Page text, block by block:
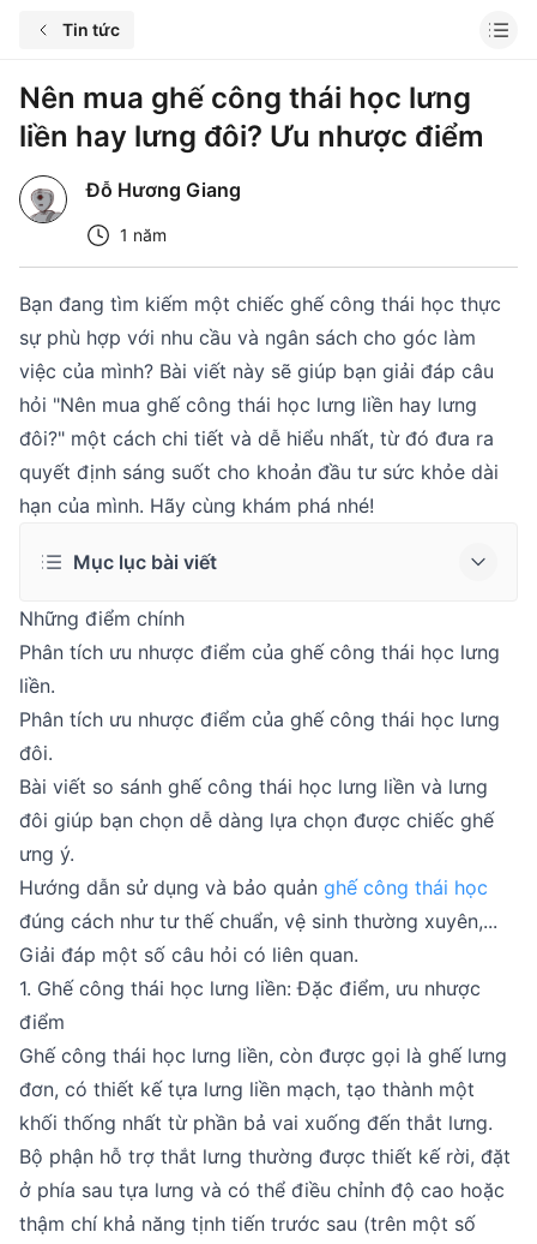
Tin tức
Nên mua ghế công thái học lưng
liền hay lưng đôi? Ưu nhược điểm
Đỗ Hương Giang
1 năm
Bạn đang tìm kiếm một chiếc ghế công thái học thực
sự phù hợp với nhu cầu và ngân sách cho góc làm
việc của mình? Bài viết này sẽ giúp bạn giải đáp câu
hỏi "Nên mua ghế công thái học lưng liền hay lưng
đôi?" một cách chi tiết và dễ hiểu nhất, từ đó đưa ra
quyết định sáng suốt cho khoản đầu tư sức khỏe dài
hạn của mình. Hãy cùng khám phá nhé!
Mục lục bài viết
Những điểm chính
Phân tích ưu nhược điểm của ghế công thái học lưng
liền.
Phân tích ưu nhược điểm của ghế công thái học lưng
đôi.
Bài viết so sánh ghế công thái học lưng liền và lưng
đôi giúp bạn chọn dễ dàng lựa chọn được chiếc ghế
ưng ý.
Hướng dẫn sử dụng và bảo quản ghế công thái học
đúng cách như tư thế chuẩn, vệ sinh thường xuyên,...
Giải đáp một số câu hỏi có liên quan.
1. Ghế công thái học lưng liền: Đặc điểm, ưu nhược
điểm
Ghế công thái học lưng liền, còn được gọi là ghế lưng
đơn, có thiết kế tựa lưng liền mạch, tạo thành một
khối thống nhất từ phần bả vai xuống đến thắt lưng.
Bộ phận hỗ trợ thắt lưng thường được thiết kế rời, đặt
ở phía sau tựa lưng và có thể điều chỉnh độ cao hoặc
thậm chí khả năng tịnh tiến trước sau (trên một số